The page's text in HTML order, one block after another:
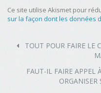
Ce site utilise Akismet pour
sur la façon dont les données
TOUT POUR FAIRE LE
FAUT-IL FAIRE APPEL
ORGANISER